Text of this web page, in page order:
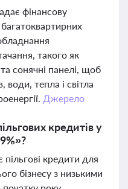
фінансову
такого як
сонячні панелі, щоб
води, тепла і світла
Джерело
кредитів у
кредити для
бізнесу з низькими